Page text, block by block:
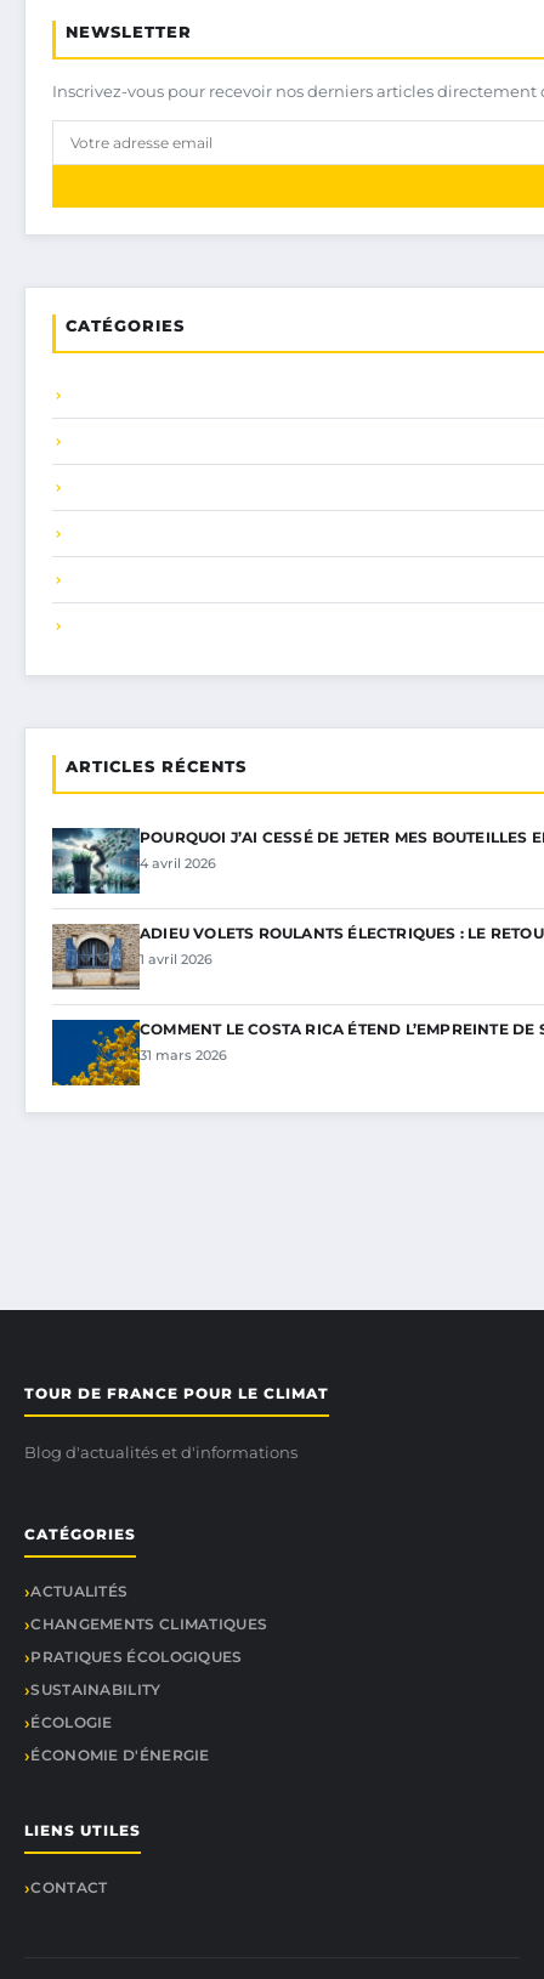
NEWSLETTER
Inscrivez-vous pour recevoir nos derniers articles
CATÉGORIES
ARTICLES RÉCENTS
POURQUOI J’AI CESSÉ DE JETER MES BOUTEILLES
4 avril 2026
ADIEU VOLETS ROULANTS ÉLECTRIQUES : LE
1 avril 2026
COMMENT LE COSTA RICA ÉTEND L’EMPREINTE DE
31 mars 2026
TOUR DE FRANCE POUR LE CLIMAT
Blog d'actualités et d'informations
CATÉGORIES
ACTUALITÉS
CHANGEMENTS CLIMATIQUES
PRATIQUES ÉCOLOGIQUES
SUSTAINABILITY
ÉCOLOGIE
ÉCONOMIE D'ÉNERGIE
LIENS UTILES
CONTACT